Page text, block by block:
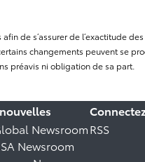
de s’assurer de l’exactitude
changements peuvent se
préavis ni obligation de sa part.
Newsroom
Newsroom
RSS